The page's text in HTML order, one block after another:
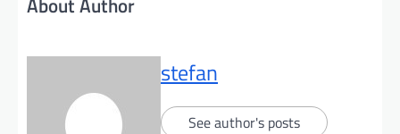
stefan
See author's posts